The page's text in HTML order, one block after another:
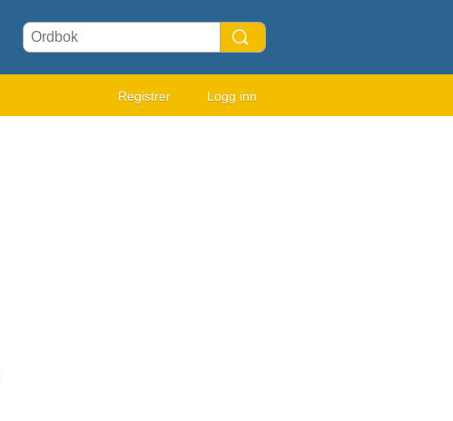
Registrer Logg inn